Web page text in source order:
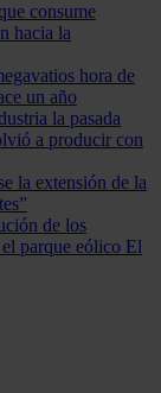
consume
hacia la
hora de
un año
la pasada
a producir con
la extensión de la
de los
parque eólico El